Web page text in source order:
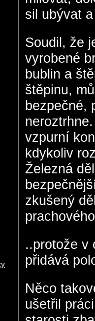
sil ubývat
Soudil, že
vyrobené
bublin a
štěpinu,
bezpečné,
vzpurní
kdykoliv
Železná
zkušený
..protože v
přidává
Něco
ušetřil